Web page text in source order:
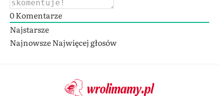
0Komentarze
Najstarsze
NajnowszeNajwięcej głosów